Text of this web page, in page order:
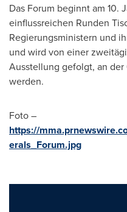
Das Forum beginnt am 10.
einflussreichen Runden
Regierungsministern und
und wird von einer
Ausstellung gefolgt, an
werden.
Foto –
https://
erals_Forum.jpg